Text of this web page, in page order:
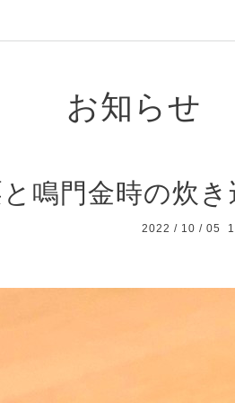
お知らせ
鳴門金時の炊
2022 / 10 / 05